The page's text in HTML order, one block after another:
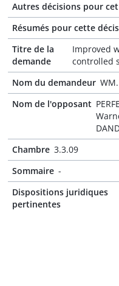
Autres décisions pour
Résumés pour cette
Titre de la
demande
Improved
controlled
Nom du demandeur WM.
Nom de l'opposant
Chambre 3.3.09
Sommaire -
Dispositions juridiques
pertinentes